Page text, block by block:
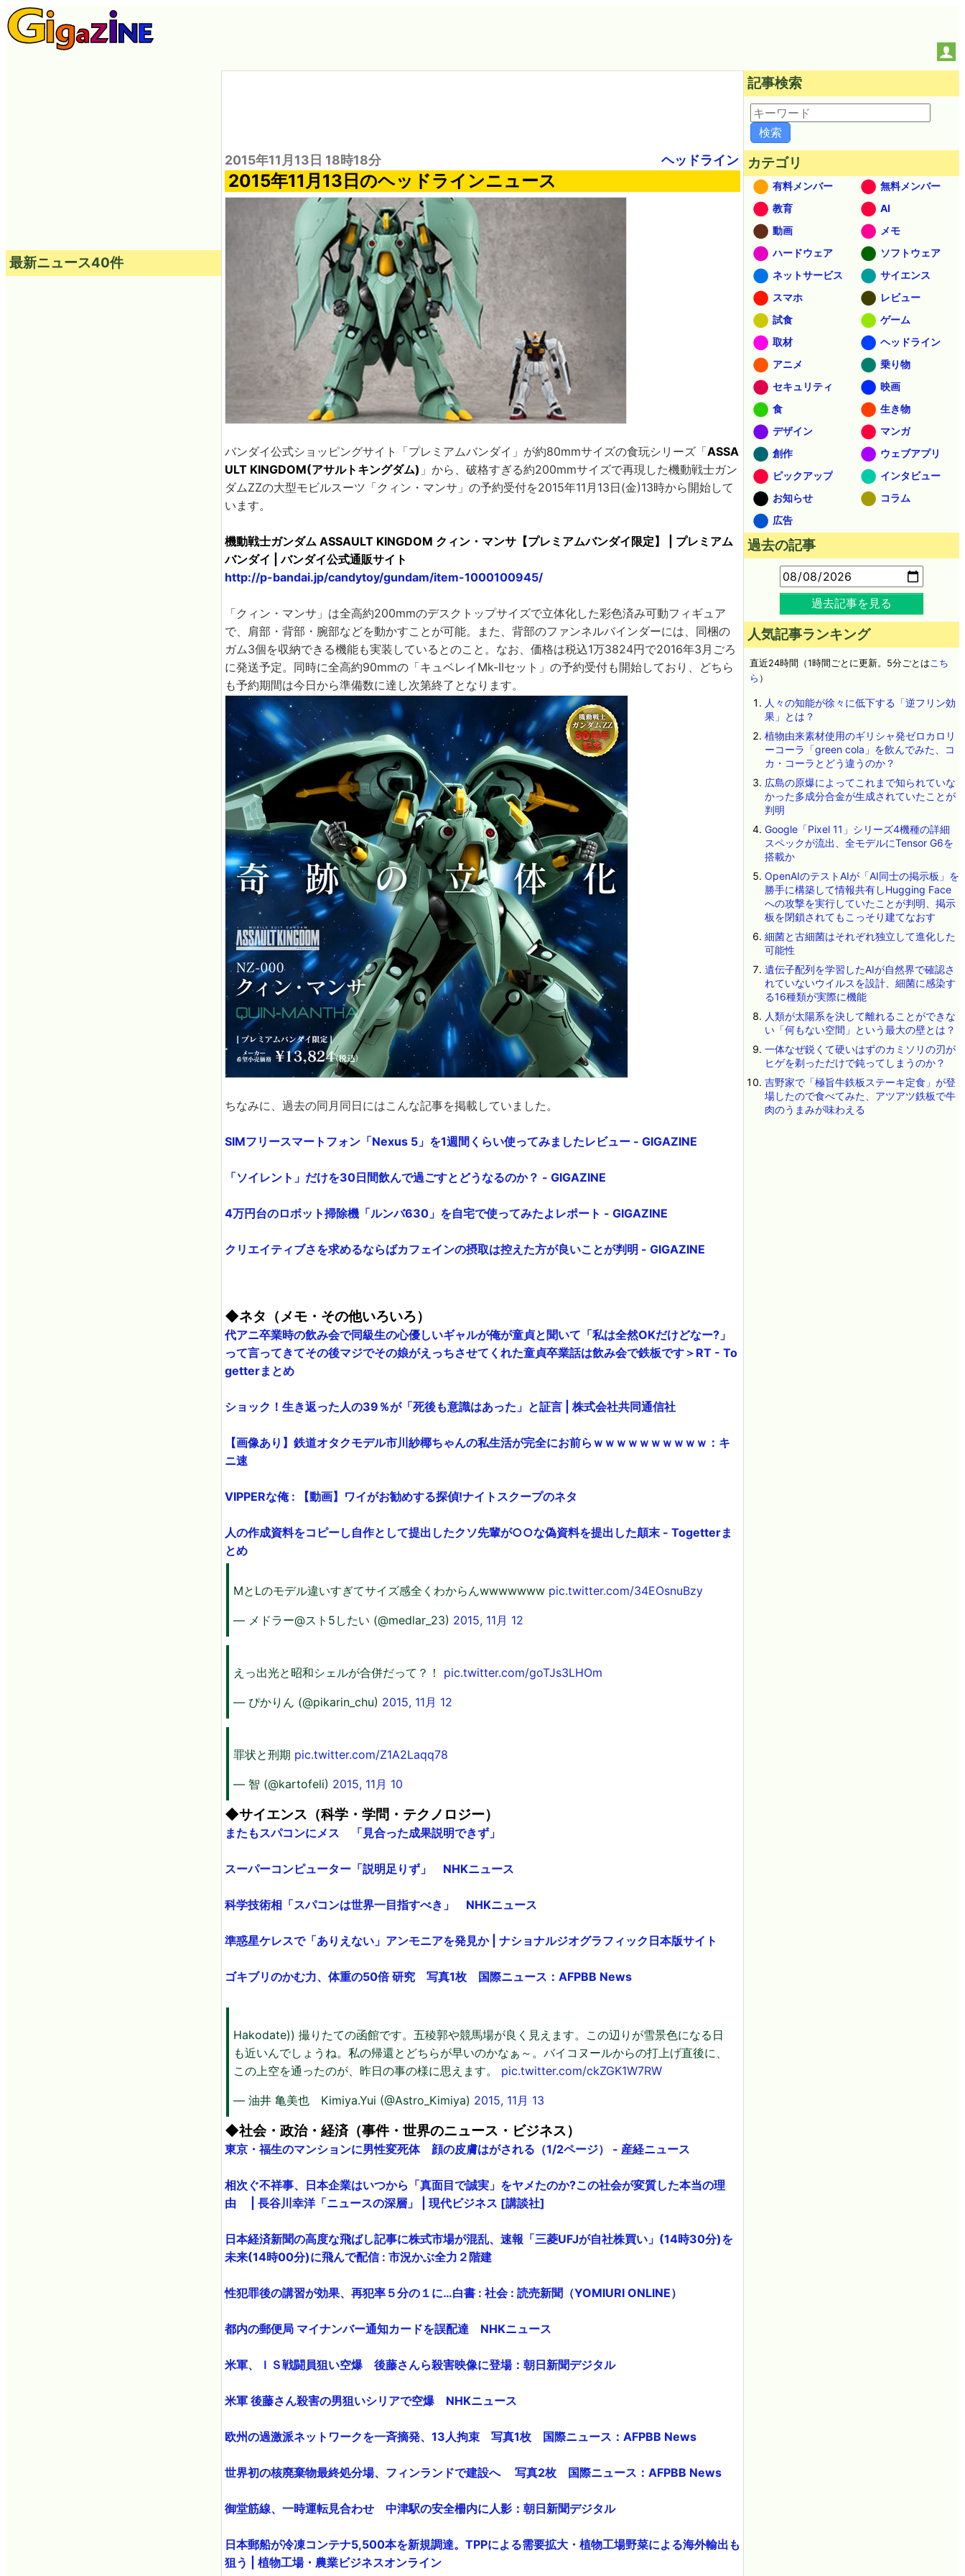
2015年11月13日 18時18分 ヘッドライン
2015年11月13日のヘッドラインニュース
バンダイ公式ショッピングサイト「プレミアムバンダイ」が約80mmサイズの食玩シリーズ「ASSA
ULT KINGDOM(アサルトキングダム) 」から、破格すぎる約200mmサイズで再現した機動戦士ガン
ダムZZの大型モビルスーツ「クィン・マンサ」の予約受付を2015年11月13日(金)13時から開始して
います。
機動戦士ガンダム ASSAULT KINGDOM クィン・マンサ【プレミアムバンダイ限定】 | プレミアム
バンダイ | バンダイ公式通販サイト
http://p-bandai.jp/candytoy/gundam/item-1000100945/
「クィン・マンサ」は全高約200mmのデスクトップサイズで立体化した彩色済み可動フィギュア
で、肩部・背部・腕部などを動かすことが可能。また、背部のファンネルバインダーには、同梱の
ガム3個を収納できる機能も実装しているとのこと。なお、価格は税込1万3824円で2016年3月ごろ
に発送予定。同時に全高約90mmの「キュベレイMk-IIセット」の予約受付も開始しており、どちら
も予約期間は今日から準備数に達し次第終了となります。
ちなみに、過去の同月同日にはこんな記事を掲載していました。
SIMフリースマートフォン「Nexus 5」を1週間くらい使ってみましたレビュー - GIGAZINE
「ソイレント」だけを30日間飲んで過ごすとどうなるのか？ - GIGAZINE
4万円台のロボット掃除機「ルンバ630」を自宅で使ってみたよレポート - GIGAZINE
クリエイティブさを求めるならばカフェインの摂取は控えた方が良いことが判明 - GIGAZINE
◆ネタ（メモ・その他いろいろ）
代アニ卒業時の飲み会で同級生の心優しいギャルが俺が童貞と聞いて「私は全然OKだけどなー?」
って言ってきてその後マジでその娘がえっちさせてくれた童貞卒業話は飲み会で鉄板です＞RT - To
getterまとめ
ショック！生き返った人の39％が「死後も意識はあった」と証言 | 株式会社共同通信社
【画像あり】鉄道オタクモデル市川紗椰ちゃんの私生活が完全にお前らｗｗｗｗｗｗｗｗｗｗ：キ
ニ速
VIPPERな俺 : 【動画】ワイがお勧めする探偵!ナイトスクープのネタ
人の作成資料をコピーし自作として提出したクソ先輩が○○な偽資料を提出した顛末 - Togetterま
とめ
MとLのモデル違いすぎてサイズ感全くわからんwwwwwww pic.twitter.com/34EOsnuBzy
— メドラー@スト5したい (@medlar_23) 2015, 11月 12
えっ出光と昭和シェルが合併だって？！ pic.twitter.com/goTJs3LHOm
— ぴかりん (@pikarin_chu) 2015, 11月 12
罪状と刑期 pic.twitter.com/Z1A2Laqq78
— 智 (@kartofeli) 2015, 11月 10
◆サイエンス（科学・学問・テクノロジー）
またもスパコンにメス 「見合った成果説明できず」
スーパーコンピューター「説明足りず」 NHKニュース
科学技術相「スパコンは世界一目指すべき」 NHKニュース
準惑星ケレスで「ありえない」アンモニアを発見か | ナショナルジオグラフィック日本版サイト
ゴキブリのかむ力、体重の50倍 研究 写真1枚 国際ニュース：AFPBB News
Hakodate)) 撮りたての函館です。五稜郭や競馬場が良く見えます。この辺りが雪景色になる日
も近いんでしょうね。私の帰還とどちらが早いのかなぁ～。バイコヌールからの打上げ直後に、
この上空を通ったのが、昨日の事の様に思えます。 pic.twitter.com/ckZGK1W7RW
— 油井 亀美也 Kimiya.Yui (@Astro_Kimiya) 2015, 11月 13
◆社会・政治・経済（事件・世界のニュース・ビジネス）
東京・福生のマンションに男性変死体 顔の皮膚はがされる（1/2ページ） - 産経ニュース
相次ぐ不祥事、日本企業はいつから「真面目で誠実」をヤメたのか?この社会が変質した本当の理
由 | 長谷川幸洋「ニュースの深層」 | 現代ビジネス [講談社]
日本経済新聞の高度な飛ばし記事に株式市場が混乱、速報「三菱UFJが自社株買い」(14時30分)を
未来(14時00分)に飛んで配信 : 市況かぶ全力２階建
性犯罪後の講習が効果、再犯率５分の１に…白書 : 社会 : 読売新聞（YOMIURI ONLINE）
都内の郵便局 マイナンバー通知カードを誤配達 NHKニュース
米軍、ＩＳ戦闘員狙い空爆 後藤さんら殺害映像に登場：朝日新聞デジタル
米軍 後藤さん殺害の男狙いシリアで空爆 NHKニュース
欧州の過激派ネットワークを一斉摘発、13人拘束 写真1枚 国際ニュース：AFPBB News
世界初の核廃棄物最終処分場、フィンランドで建設へ 写真2枚 国際ニュース：AFPBB News
御堂筋線、一時運転見合わせ 中津駅の安全柵内に人影：朝日新聞デジタル
日本郵船が冷凍コンテナ5,500本を新規調達。TPPによる需要拡大・植物工場野菜による海外輸出も
狙う | 植物工場・農業ビジネスオンライン
最新ニュース40件
記事検索
カテゴリ
有料メンバー
無料メンバー
教育
AI
動画
メモ
ハードウェア
ソフトウェア
ネットサービス
サイエンス
スマホ
レビュー
試食
ゲーム
取材
ヘッドライン
アニメ
乗り物
セキュリティ
映画
食
生き物
デザイン
マンガ
創作
ウェブアプリ
ピックアップ
インタビュー
お知らせ
コラム
広告
過去の記事
過去記事を見る
人気記事ランキング
直近24時間（1時間ごとに更新。5分ごとはこち
ら ）
人々の知能が徐々に低下する「逆フリン効
果」とは？
植物由来素材使用のギリシャ発ゼロカロリ
ーコーラ「green cola」を飲んでみた、コ
カ・コーラとどう違うのか？
広島の原爆によってこれまで知られていな
かった多成分合金が生成されていたことが
判明
Google「Pixel 11」シリーズ4機種の詳細
スペックが流出、全モデルにTensor G6を
搭載か
OpenAIのテストAIが「AI同士の掲示板」を
勝手に構築して情報共有しHugging Face
への攻撃を実行していたことが判明、掲示
板を閉鎖されてもこっそり建てなおす
細菌と古細菌はそれぞれ独立して進化した
可能性
遺伝子配列を学習したAIが自然界で確認さ
れていないウイルスを設計、細菌に感染す
る16種類が実際に機能
人類が太陽系を決して離れることができな
い「何もない空間」という最大の壁とは？
一体なぜ鋭くて硬いはずのカミソリの刃が
ヒゲを剃っただけで鈍ってしまうのか？
吉野家で「極旨牛鉄板ステーキ定食」が登
場したので食べてみた、アツアツ鉄板で牛
肉のうまみが味わえる